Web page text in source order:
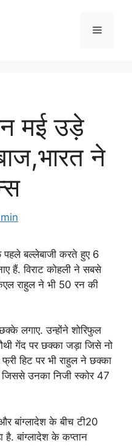
Menu
मई उड़े
ने
पहले बल्लेबाजी करते हुए 6
हैं. विराट कोहली ने सबसे
राहुल ने भी 50 रन की
लगाए. उन्होंने शोरिफुल
गेंद पर छक्का जड़ा जिसे नो
हिट पर भी राहुल ने छक्का
जिससे उनका निजी स्कोर 47
बांग्लादेश के बीच टी20
है. बांग्लादेश के कप्तान